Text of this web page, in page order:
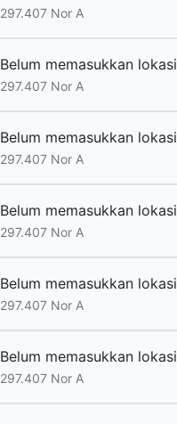
297.407 Nor A
Belum memasukkan lokasi
297.407 Nor A
Belum memasukkan lokasi
297.407 Nor A
Belum memasukkan lokasi
297.407 Nor A
Belum memasukkan lokasi
297.407 Nor A
Belum memasukkan lokasi
297.407 Nor A